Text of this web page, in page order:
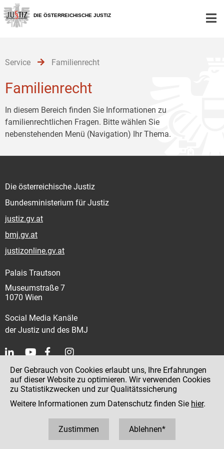
Zur
Hauptnavigation
[1]
Zum
Inhalt
[2]
Zum
Untermenü
[3]
DIE ÖSTERREICHISCHE JUSTIZ
Service Familienrecht
Familienrecht
In diesem Bereich finden Sie Informationen zu
familienrechtlichen Fragen. Bitte wählen Sie
nebenstehenden Menü (Navigation) Ihr Thema.
Die österreichische Justiz
Bundesministerium für Justiz
justiz.gv.at
bmj.gv.at
justizonline.gv.at
Palais Trautson
Museumstraße 7
1070 Wien
Social Media Kanäle
der Justiz und des BMJ
Kontakt
Impressum
Datenschutz
Hinweisgeber:innenplattform (für Mitarbeiter:innen)
Der Gebrauch von Cookies erlaubt uns, Ihre Erfahrungen
auf dieser Website zu optimieren. Wir verwenden Cookies
zu Statistikzwecken und zur Qualitätssicherung
Weitere Informationen zum Datenschutz finden Sie hier.
Zustimmen Ablehnen*